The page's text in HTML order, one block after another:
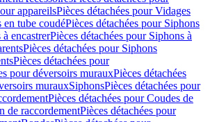
appareilsPièces détachées pour Vidages
en tube coudéPièces détachées pour Siphons
à encastrerPièces détachées pour Siphons à
Pièces détachées pour Siphons
Pièces détachées pour
pour déversoirs murauxPièces détachées
murauxSiphonsPièces détachées pour
Pièces détachées pour Coudes de
de raccordementPièces détachées pour